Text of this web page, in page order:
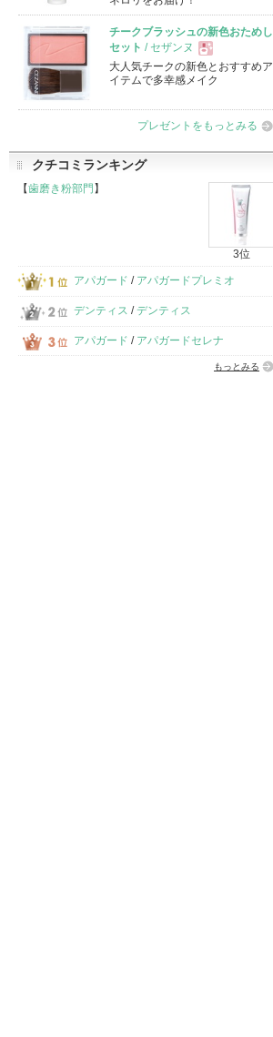
品
チークブラッシュの新色おためし
セット / セザンヌ
現
品
大人気チークの新色とおすすめア
イテムで多幸感メイク
プレゼントをもっとみる
クチコミランキング
【歯磨き粉部門 】
3位
アパガード / アパガードプレミオ
デンティス /デンティス
アパガード / アパガードセレナ
もっとみる